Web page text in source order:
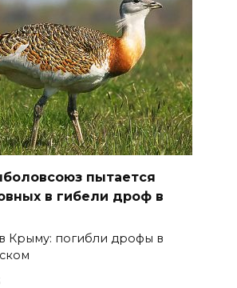
пытается
в гибели дроф в
Крыму: погибли дрофы в